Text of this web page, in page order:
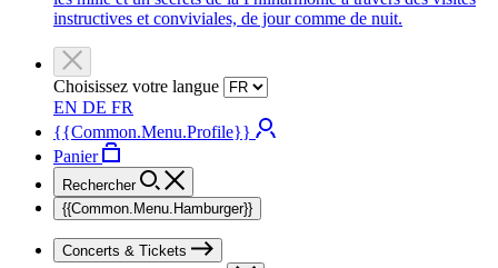
instructives et conviviales, de jour comme de nuit.
Choisissez votre langue
EN DE FR
{{Common.Menu.Profile}}
Panier
Rechercher
{{Common.Menu.Hamburger}}
Concerts & Tickets